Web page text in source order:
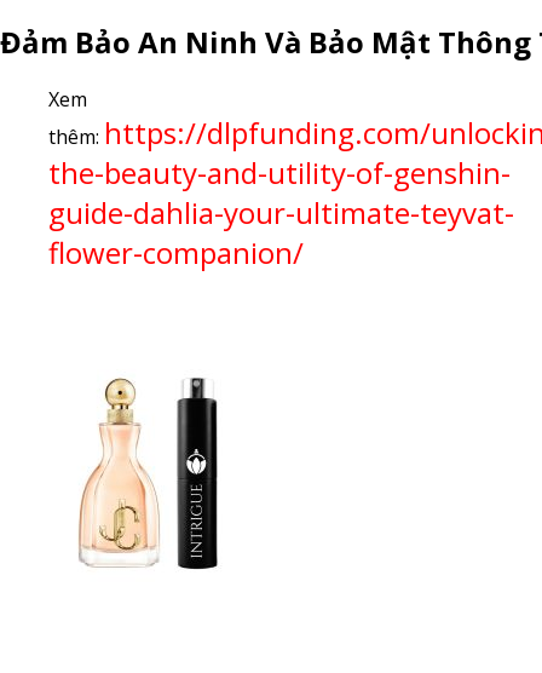
Đảm Bảo An Ninh Và Bảo Mật Thông
Xem
thêm: https://dlpfunding.com/
the-beauty-and-utility-of-genshin-
guide-dahlia-your-ultimate-teyvat-
flower-companion/